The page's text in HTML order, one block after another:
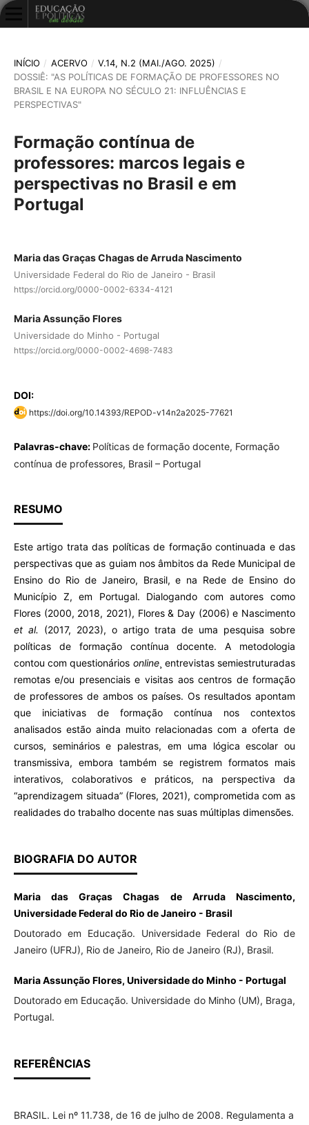
INÍCIO / ACERVO / V.14, N.2 (MAI./AGO. 2025) /
DOSSIÊ: "AS POLÍTICAS DE FORMAÇÃO DE PROFESSORES NO
BRASIL E NA EUROPA NO SÉCULO 21: INFLUÊNCIAS E
PERSPECTIVAS"
Formação contínua de
professores: marcos legais e
perspectivas no Brasil e em
Portugal
Maria das Graças Chagas de Arruda Nascimento
Universidade Federal do Rio de Janeiro - Brasil
https://orcid.org/0000-0002-6334-4121
Maria Assunção Flores
Universidade do Minho - Portugal
https://orcid.org/0000-0002-4698-7483
DOI:
https://doi.org/10.14393/REPOD-v14n2a2025-77621
Palavras-chave: Políticas de formação docente, Formação
contínua de professores, Brasil – Portugal
RESUMO
Este artigo trata das políticas de formação continuada e das
perspectivas que as guiam nos âmbitos da Rede Municipal de
Ensino do Rio de Janeiro, Brasil, e na Rede de Ensino do
Município Z, em Portugal. Dialogando com autores como
Flores (2000, 2018, 2021), Flores & Day (2006) e Nascimento
et al.
(2017, 2023), o artigo trata de uma pesquisa sobre
políticas de formação contínua docente. A metodologia
contou com questionários online¸ entrevistas semiestruturadas
remotas e/ou presenciais e visitas aos centros de formação
de professores de ambos os países. Os resultados apontam
que iniciativas de formação contínua nos contextos
analisados estão ainda muito relacionadas com a oferta de
cursos, seminários e palestras, em uma lógica escolar ou
transmissiva, embora também se registrem formatos mais
interativos, colaborativos e práticos, na perspectiva da
“aprendizagem situada” (Flores, 2021), comprometida com as
realidades do trabalho docente nas suas múltiplas dimensões.
BIOGRAFIA DO AUTOR
Maria das Graças Chagas de Arruda Nascimento,
Universidade Federal do Rio de Janeiro - Brasil
Doutorado em Educação. Universidade Federal do Rio de
Janeiro (UFRJ), Rio de Janeiro, Rio de Janeiro (RJ), Brasil.
Maria Assunção Flores, Universidade do Minho - Portugal
Doutorado em Educação. Universidade do Minho (UM), Braga,
Portugal.
REFERÊNCIAS
BRASIL. Lei nº 11.738, de 16 de julho de 2008. Regulamenta a